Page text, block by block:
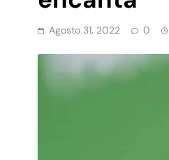
Agosto 31, 2022 0